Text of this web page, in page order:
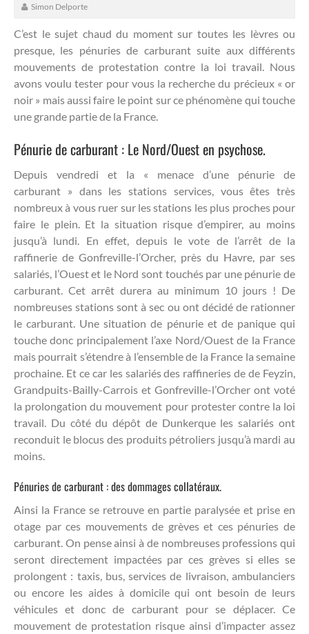
Simon Delporte
C’est le sujet chaud du moment sur toutes les lèvres ou
presque, les pénuries de carburant suite aux différents
mouvements de protestation contre la loi travail. Nous
avons voulu tester pour vous la recherche du précieux « or
noir » mais aussi faire le point sur ce phénomène qui touche
une grande partie de la France.
Pénurie de carburant : Le Nord/Ouest en psychose.
Depuis vendredi et la « menace d’une pénurie de
carburant » dans les stations services, vous êtes très
nombreux à vous ruer sur les stations les plus proches pour
faire le plein. Et la situation risque d’empirer, au moins
jusqu’à lundi. En effet, depuis le vote de l’arrêt de la
raffinerie de Gonfreville-l’Orcher, près du Havre, par ses
salariés, l’Ouest et le Nord sont touchés par une pénurie de
carburant. Cet arrêt durera au minimum 10 jours ! De
nombreuses stations sont à sec ou ont décidé de rationner
le carburant. Une situation de pénurie et de panique qui
touche donc principalement l’axe Nord/Ouest de la France
mais pourrait s’étendre à l’ensemble de la France la semaine
prochaine. Et ce car les salariés des raffineries de de Feyzin,
Grandpuits-Bailly-Carrois et Gonfreville-l’Orcher ont voté
la prolongation du mouvement pour protester contre la loi
travail. Du côté du dépôt de Dunkerque les salariés ont
reconduit le blocus des produits pétroliers jusqu’à mardi au
moins.
Pénuries de carburant : des dommages collatéraux.
Ainsi la France se retrouve en partie paralysée et prise en
otage par ces mouvements de grèves et ces pénuries de
carburant. On pense ainsi à de nombreuses professions qui
seront directement impactées par ces grèves si elles se
prolongent : taxis, bus, services de livraison, ambulanciers
ou encore les aides à domicile qui ont besoin de leurs
véhicules et donc de carburant pour se déplacer. Ce
mouvement de protestation risque ainsi d’impacter assez